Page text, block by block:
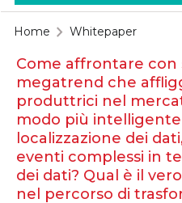
Home Whitepaper
Come affrontare con
megatrend che
produttrici nel
modo più
localizzazione dei
eventi complessi in
dei dati? Qual è il
nel percorso di